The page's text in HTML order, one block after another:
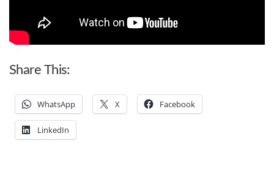
Share This:
WhatsApp X Facebook
LinkedIn